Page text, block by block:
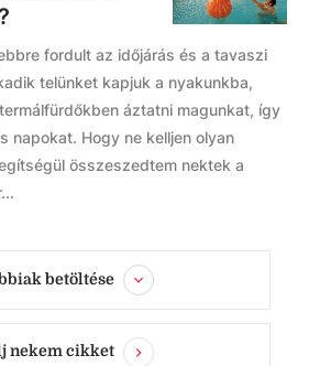
fordult az időjárás és a tavaszi
telünket kapjuk a nyakunkba,
áztatni magunkat, így
napokat. Hogy ne kelljen olyan
összeszedtem nektek a
betöltése
nekem cikket